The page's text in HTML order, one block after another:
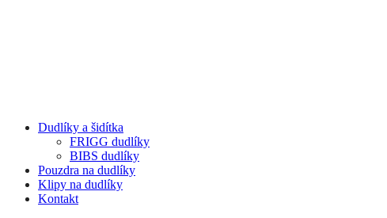
Dudlíky a šidítka
FRIGG dudlíky
BIBS dudlíky
Pouzdra na dudlíky
Klipy na dudlíky
Kontakt